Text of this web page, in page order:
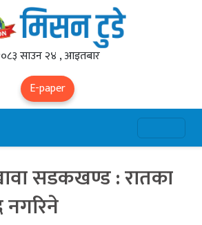
साउन २४ , आइतबार
E-paper
सडकखण्ड : रातका